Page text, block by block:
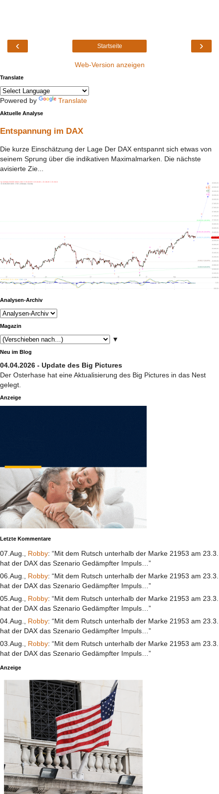
‹ ›
Startseite
Web-Version anzeigen
Translate
Powered by Translate
Aktuelle Analyse
Entspannung im DAX
Die kurze Einschätzung der Lage Der DAX entspannt sich etwas von
seinem Sprung über die indikativen Maximalmarken. Die nächste
avisierte Zie...
Analysen-Archiv
Magazin
▼
Neu im Blog
04.04.2026 - Update des Big Pictures
Der Osterhase hat eine Aktualisierung des Big Pictures in das Nest
gelegt.
Anzeige
Letzte Kommentare
07.Aug., Robby: “Mit dem Rutsch unterhalb der Marke 21953 am 23.3.
hat der DAX das Szenario Gedämpfter Impuls…”
06.Aug., Robby: “Mit dem Rutsch unterhalb der Marke 21953 am 23.3.
hat der DAX das Szenario Gedämpfter Impuls…”
05.Aug., Robby: “Mit dem Rutsch unterhalb der Marke 21953 am 23.3.
hat der DAX das Szenario Gedämpfter Impuls…”
04.Aug., Robby: “Mit dem Rutsch unterhalb der Marke 21953 am 23.3.
hat der DAX das Szenario Gedämpfter Impuls…”
03.Aug., Robby: “Mit dem Rutsch unterhalb der Marke 21953 am 23.3.
hat der DAX das Szenario Gedämpfter Impuls…”
Anzeige